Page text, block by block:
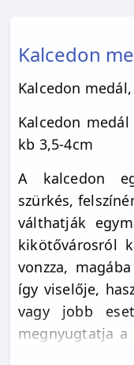
Kalcedon
Kalcedon
Kalcedon
kb 3,5-4cm
A kalcedon
szürkés,
válthatják
kikötővárosról
vonzza,
így viselője,
vagy jobb
megnyugtatja a
az életünkbe. A